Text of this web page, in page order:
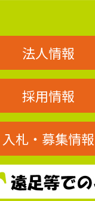
法人情報
採用情報
入札・募集情報